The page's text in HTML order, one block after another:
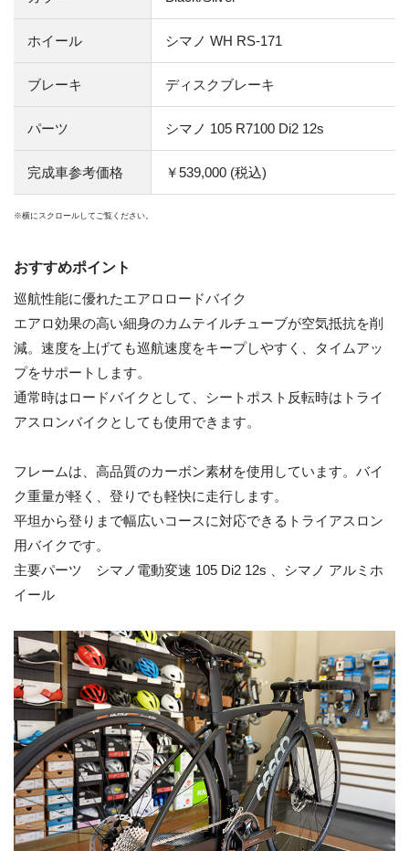
ホイール シマノ WH RS-171
ブレーキ ディスクブレーキ
パーツ シマノ 105 R7100 Di2 12s
完成車参考価格 ￥539,000 (税込)
おすすめポイント
巡航性能に優れたエアロロードバイク
エアロ効果の高い細身のカムテイルチューブが空気抵抗を削
減。速度を上げても巡航速度をキープしやすく、タイムアッ
プをサポートします。
通常時はロードバイクとして、シートポスト反転時はトライ
アスロンバイクとしても使用できます。
フレームは、高品質のカーボン素材を使用しています。バイ
ク重量が軽く、登りでも軽快に走行します。
平坦から登りまで幅広いコースに対応できるトライアスロン
用バイクです。
主要パーツ シマノ電動変速 105 Di2 12s 、シマノ アルミホ
イール